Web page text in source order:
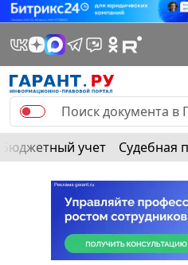
Бюджетный учет Судебная